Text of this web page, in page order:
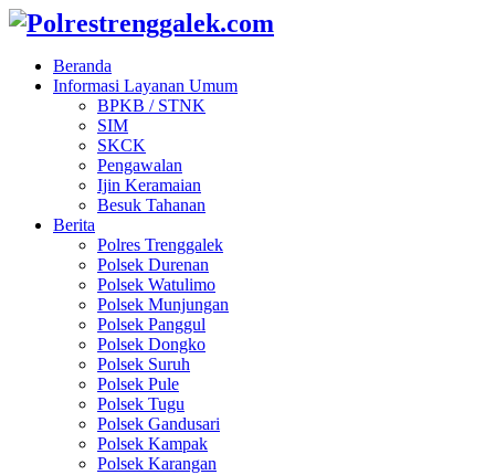
Beranda
Informasi Layanan Umum
BPKB / STNK
SIM
SKCK
Pengawalan
Ijin Keramaian
Besuk Tahanan
Berita
Polres Trenggalek
Polsek Durenan
Polsek Watulimo
Polsek Munjungan
Polsek Panggul
Polsek Dongko
Polsek Suruh
Polsek Pule
Polsek Tugu
Polsek Gandusari
Polsek Kampak
Polsek Karangan